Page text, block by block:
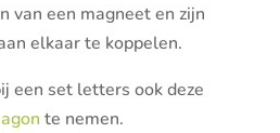
van een magneet en zijn
elkaar te koppelen.
een set letters ook deze
te nemen.